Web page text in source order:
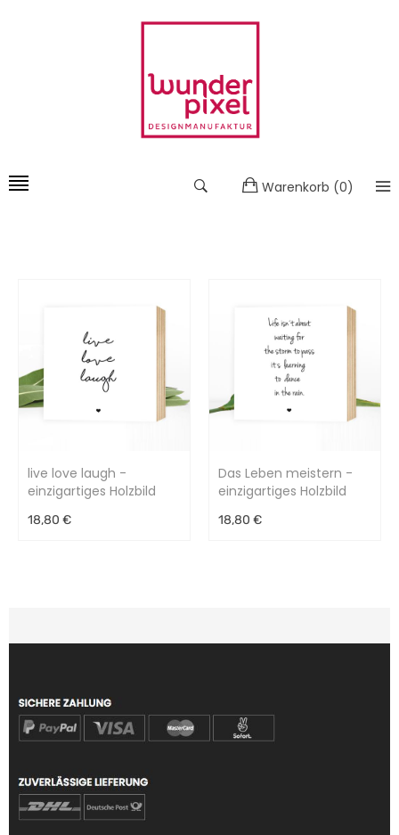
Warenkorb (0)
live love laugh -
einzigartiges Holzbild
18,80 €
Das Leben meistern -
einzigartiges Holzbild
18,80 €